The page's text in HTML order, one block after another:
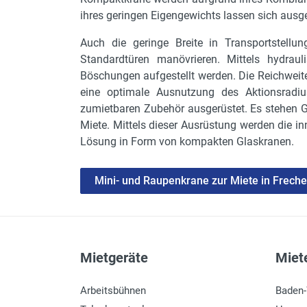
ihres geringen Eigengewichts lassen sich
Auch die geringe Breite in
Standardtüren manövrieren. Mittels
Böschungen aufgestellt werden. Die
eine optimale Ausnutzung des
zumietbaren Zubehör ausgerüstet. Es
Miete. Mittels dieser Ausrüstung werden die
Lösung in Form von kompakten Glaskranen.
Mini- und Raupenkrane zur Miete in
Mietgeräte
Arbeitsbühnen